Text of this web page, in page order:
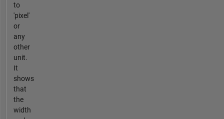
to
'pixel'
or
any
other
unit.
It
shows
that
the
width